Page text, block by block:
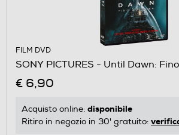
FILM DVD
SONY PICTURES - Until Dawn:
€ 6,90
Acquisto online: disponibile
Ritiro in negozio in 30' gratuito: